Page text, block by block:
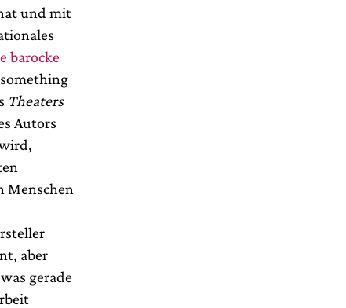
und mit
barocke
Theaters
Autors
Menschen
aber
gerade